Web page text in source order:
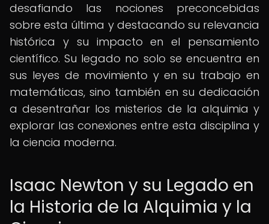
desafiando las nociones preconcebidas
sobre esta última y destacando su relevancia
histórica y su impacto en el pensamiento
científico. Su legado no solo se encuentra en
sus leyes de movimiento y en su trabajo en
matemáticas, sino también en su dedicación
a desentrañar los misterios de la alquimia y
explorar las conexiones entre esta disciplina y
la ciencia moderna.
Isaac Newton y su Legado en
la Historia de la Alquimia y la